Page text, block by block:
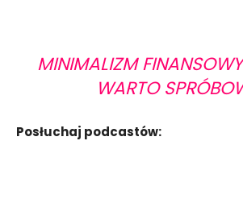
MINIMALIZM
WARTO
Posłuchaj podcastów: